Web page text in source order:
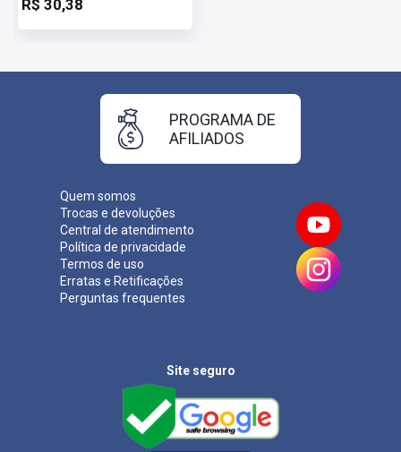
R$ 30,38
Quem somos
Trocas e devoluções
Central de atendimento
Política de privacidade
Termos de uso
Erratas e Retificações
Perguntas frequentes
PROGRAMA DE
AFILIADOS
Site seguro